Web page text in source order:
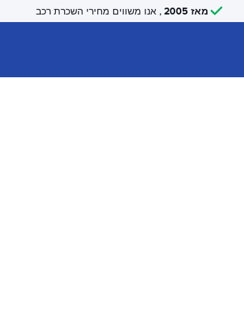
מאז 2005 , אנו משווים מחירי השכרת רכב